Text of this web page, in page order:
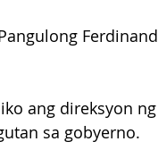
ang direksyon
sa gobyerno.